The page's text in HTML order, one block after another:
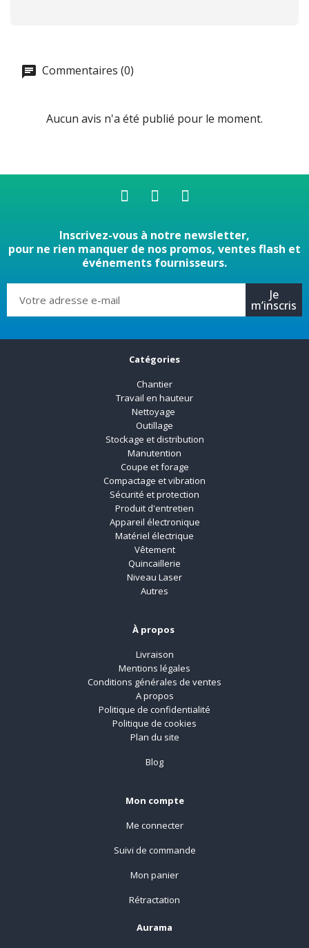
Commentaires (0)
Aucun avis n'a été publié pour le moment.
Inscrivez-vous à notre newsletter,
pour ne rien manquer de nos promos, ventes flash et
événements fournisseurs.
Je
m’inscris
Catégories
Chantier
Travail en hauteur
Nettoyage
Outillage
Stockage et distribution
Manutention
Coupe et forage
Compactage et vibration
Sécurité et protection
Produit d'entretien
Appareil électronique
Matériel électrique
Vêtement
Quincaillerie
Niveau Laser
Autres
À propos
Livraison
Mentions légales
Conditions générales de ventes
A propos
Politique de confidentialité
Politique de cookies
Plan du site
Blog
Mon compte
Me connecter
Suivi de commande
Mon panier
Rétractation
Aurama